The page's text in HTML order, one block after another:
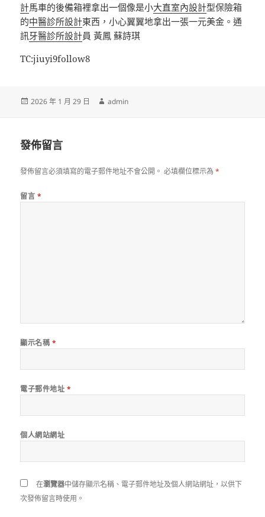
計馬車的後備箱裡拿出一個像是小大直室內設計型保險箱
的中醫診所設計東西，小心翼翼地拿出一張一元美金。通
訊牙醫診所設計員 黃鳳 蘇詩琪
TC:jiuyi9follow8
發
2026 年 1 月 29 日
作
admin
發佈留言
發佈留言必須填寫的電子郵件地址不會公開。 必填欄位標示為*
留言 *
顯示名稱 *
電子郵件地址 *
個人網站網址
在瀏覽器中儲存顯示名稱、電子郵件地址及個人網站網址，以供下
次發佈留言時使用。